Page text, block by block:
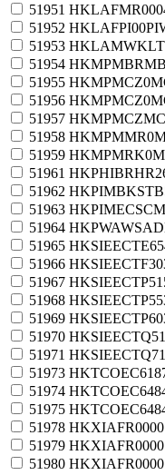
51951
51952
51953
51954
51955
51956
51957
51958
51959
51961
51962
51963
51964
51965
51966
51967
51968
51969
51970
51971
51973
51974
51975
51978
51979
51980